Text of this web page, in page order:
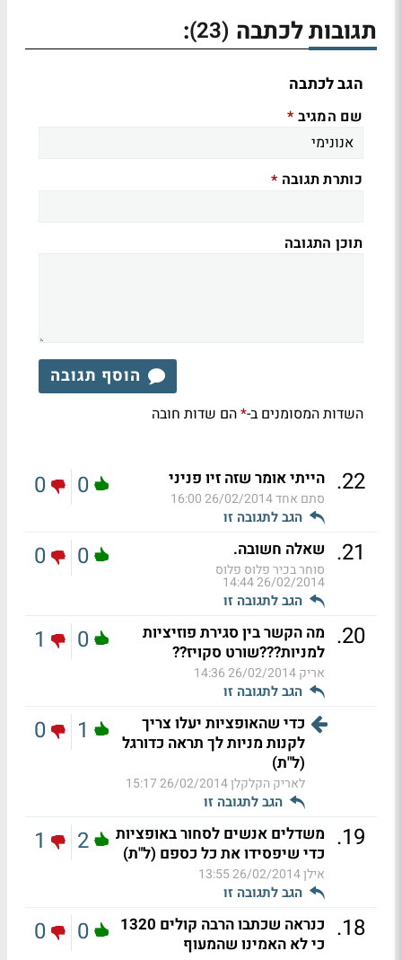
תגובות לכתבה (23)
:
הגב לכתבה
שם המגיב *
כותרת תגובה *
תוכן התגובה
הוסף תגובה
השדות המסומנים ב-*הם שדות חובה
22
. הייתי אומר שזה זיו פניני
סתם אחד26/02/2014 16:00
הגב לתגובה זו
0
0
21
. שאלה חשובה.
סוחר בכיר פלוס פלוס
26/02/2014 14:44
הגב לתגובה זו
0
0
20
. מה הקשר בין סגירת פוזיציות
למניות???שורט סקויז??
אריק26/02/2014 14:36
הגב לתגובה זו
0
1
כדי שהאופציות יעלו צריך
לקנות מניות לך תראה כדורגל
(ל"ת)
לאריק הקלקלן26/02/2014 15:17
הגב לתגובה זו
1
0
19
. משדלים אנשים לסחור באופציות
כדי שיפסידו את כל כספם (ל"ת)
אילן26/02/2014 13:55
הגב לתגובה זו
2
1
18
.
כנראה שכתבו הרבה קולים 1320
כי לא האמינו שהמעוף
0
0